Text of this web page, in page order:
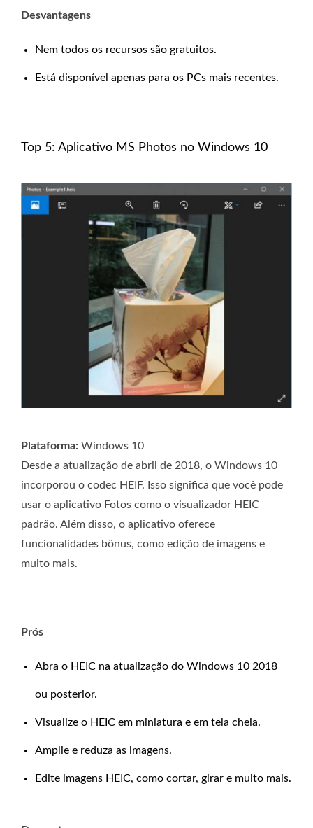
Desvantagens
Nem todos os recursos são gratuitos.
Está disponível apenas para os PCs mais recentes.
Top 5: Aplicativo MS Photos no Windows 10
Plataforma: Windows 10
Desde a atualização de abril de 2018, o Windows 10
incorporou o codec HEIF. Isso significa que você pode
usar o aplicativo Fotos como o visualizador HEIC
padrão. Além disso, o aplicativo oferece
funcionalidades bônus, como edição de imagens e
muito mais.
Prós
Abra o HEIC na atualização do Windows 10 2018
ou posterior.
Visualize o HEIC em miniatura e em tela cheia.
Amplie e reduza as imagens.
Edite imagens HEIC, como cortar, girar e muito mais.